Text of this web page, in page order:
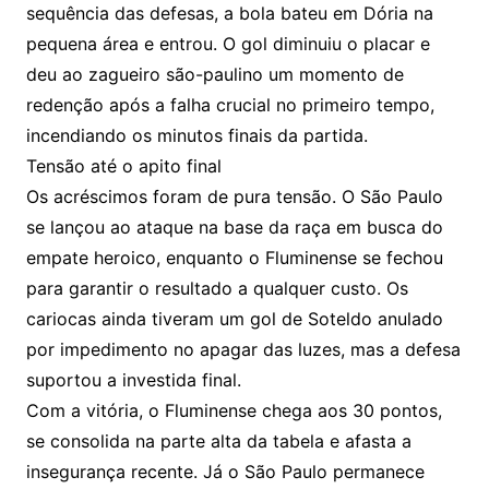
sequência das defesas, a bola bateu em Dória na
pequena área e entrou. O gol diminuiu o placar e
deu ao zagueiro são-paulino um momento de
redenção após a falha crucial no primeiro tempo,
incendiando os minutos finais da partida.
Tensão até o apito final
Os acréscimos foram de pura tensão. O São Paulo
se lançou ao ataque na base da raça em busca do
empate heroico, enquanto o Fluminense se fechou
para garantir o resultado a qualquer custo. Os
cariocas ainda tiveram um gol de Soteldo anulado
por impedimento no apagar das luzes, mas a defesa
suportou a investida final.
Com a vitória, o Fluminense chega aos 30 pontos,
se consolida na parte alta da tabela e afasta a
insegurança recente. Já o São Paulo permanece